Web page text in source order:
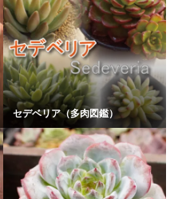
セデベリア（多肉図鑑）